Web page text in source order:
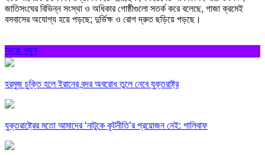
জাতিসংঘের বিভিন্ন সংস্থা ও অধিকার গোষ্ঠীগুলো সতর্ক করে বলেছে, গাজা ক্রমেই
বসবাসের অযোগ্য হয়ে পড়ছে; দুর্ভিক্ষ ও রোগ দ্রুত ছড়িয়ে পড়ছে।
আরো পড়ুন
হরমুজ চুক্তি হলে ইরানের বন্দর অবরোধ তুলে নেবে যুক্তরাষ্ট্র
যুক্তরাষ্ট্রের মতো আমাদের ‘নাটুকে কূটনীতি’র প্রয়োজন নেই: গালিবাফ